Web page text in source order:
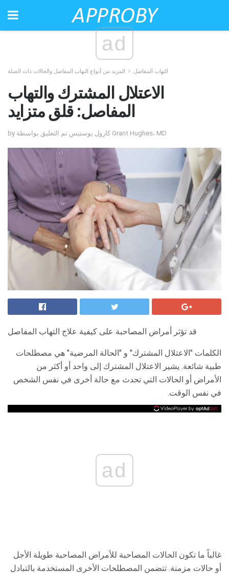
ad
التهاب المفاصل المزيد من أنواع التهاب المفاصل والحالات ذات الصلة
الاعتلال المشترك والتهاب
المفاصل: قلق متزايد
by كارول يوستيس تم التعليق بواسطة Grant Hughes، MD
قد تؤثر أمراض المصاحبة على كيفية علاج التهاب المفاصل
الكلمات "الاعتلال المشترك" و "الحالة المرضية" هي مصطلحات
طبية شائعة. يشير الاعتلال المشترك إلى واحد أو أكثر من
الأمراض أو الحالات التي تحدث مع حالة أخرى في نفس الشخص
في نفس الوقت.
ad
غالباً ما تكون الحالات المصاحبة للأمراض المصاحبة طويلة الأجل
أو حالات مزمنة. تتضمن المصطلحات الأخرى المستخدمة بالتبادل